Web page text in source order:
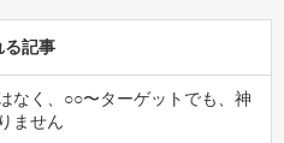
る記事
なく、○○〜ターゲットでも、神
ません